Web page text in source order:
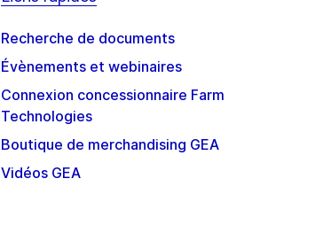
Recherche de documents
Évènements et webinaires
Connexion concessionnaire Farm
Technologies
Boutique de merchandising GEA
Vidéos GEA